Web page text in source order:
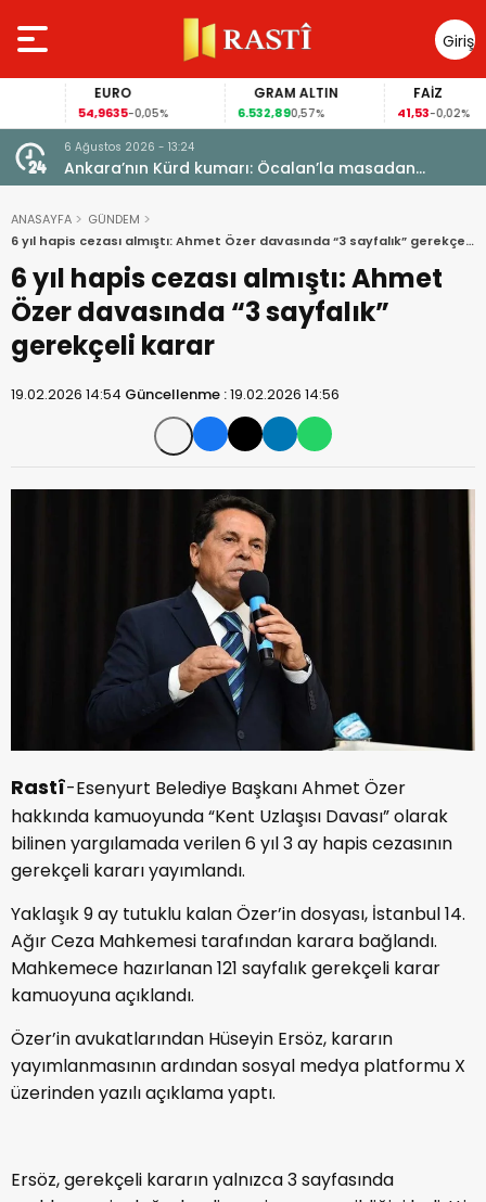
Giriş
Yap
EURO
54,9635-0,05%
GRAM ALTIN
6.532,890,57%
FAİZ
41,53-0,02%
6 Ağustos 2026 - 13:24
Ankara’nın Kürd kumarı: Öcalan’la masadan
Meclis’e uzanan yol
ANASAYFA
GÜNDEM
6 yıl hapis cezası almıştı: Ahmet Özer davasında “3 sayfalık” gerekçeli
karar
6 yıl hapis cezası almıştı: Ahmet
Özer davasında “3 sayfalık”
gerekçeli karar
19.02.2026 14:54 Güncellenme :19.02.2026 14:56
Rastî-Esenyurt Belediye Başkanı Ahmet Özer
hakkında kamuoyunda “Kent Uzlaşısı Davası” olarak
bilinen yargılamada verilen 6 yıl 3 ay hapis cezasının
gerekçeli kararı yayımlandı.
Yaklaşık 9 ay tutuklu kalan Özer’in dosyası, İstanbul 14.
Ağır Ceza Mahkemesi tarafından karara bağlandı.
Mahkemece hazırlanan 121 sayfalık gerekçeli karar
kamuoyuna açıklandı.
Özer’in avukatlarından Hüseyin Ersöz, kararın
yayımlanmasının ardından sosyal medya platformu X
üzerinden yazılı açıklama yaptı.
Ersöz, gerekçeli kararın yalnızca 3 sayfasında